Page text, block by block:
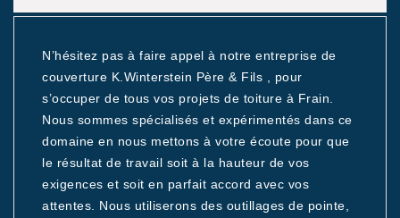
N’hésitez pas à faire appel à notre entreprise de
couverture K.Winterstein Père & Fils , pour
s’occuper de tous vos projets de toiture à Frain.
Nous sommes spécialisés et expérimentés dans ce
domaine en nous mettons à votre écoute pour que
le résultat de travail soit à la hauteur de vos
exigences et soit en parfait accord avec vos
attentes. Nous utiliserons des outillages de pointe,